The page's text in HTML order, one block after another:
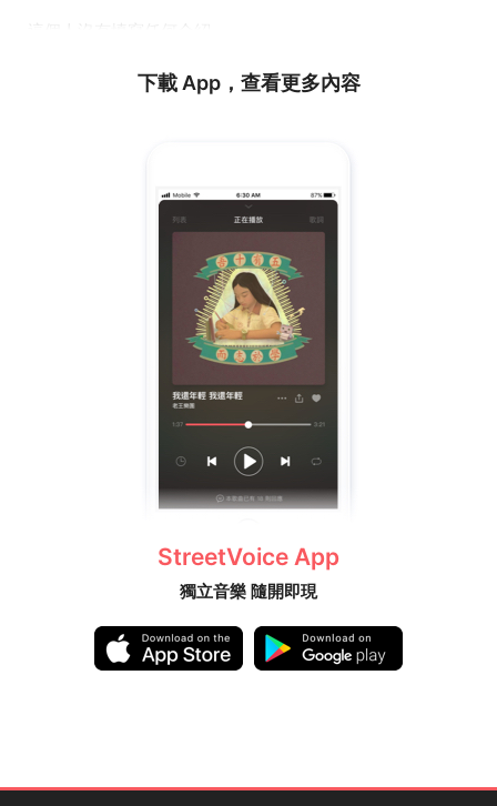
下載 App，查看更多內容
StreetVoice App
獨立音樂 隨開即現